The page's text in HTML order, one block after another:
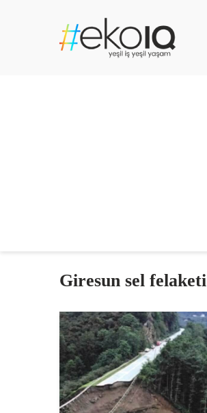
Giresun sel felaketi